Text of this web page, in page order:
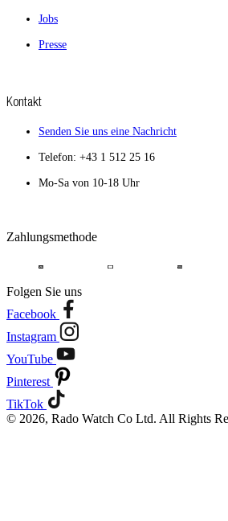
Jobs
Presse
Kontakt
Senden Sie uns eine Nachricht
Telefon: +43 1 512 25 16
Mo-Sa von 10-18 Uhr
Zahlungsmethode
Folgen Sie uns
Facebook
Instagram
YouTube
Pinterest
TikTok
© 2026, Rado Watch Co Ltd. All Rights